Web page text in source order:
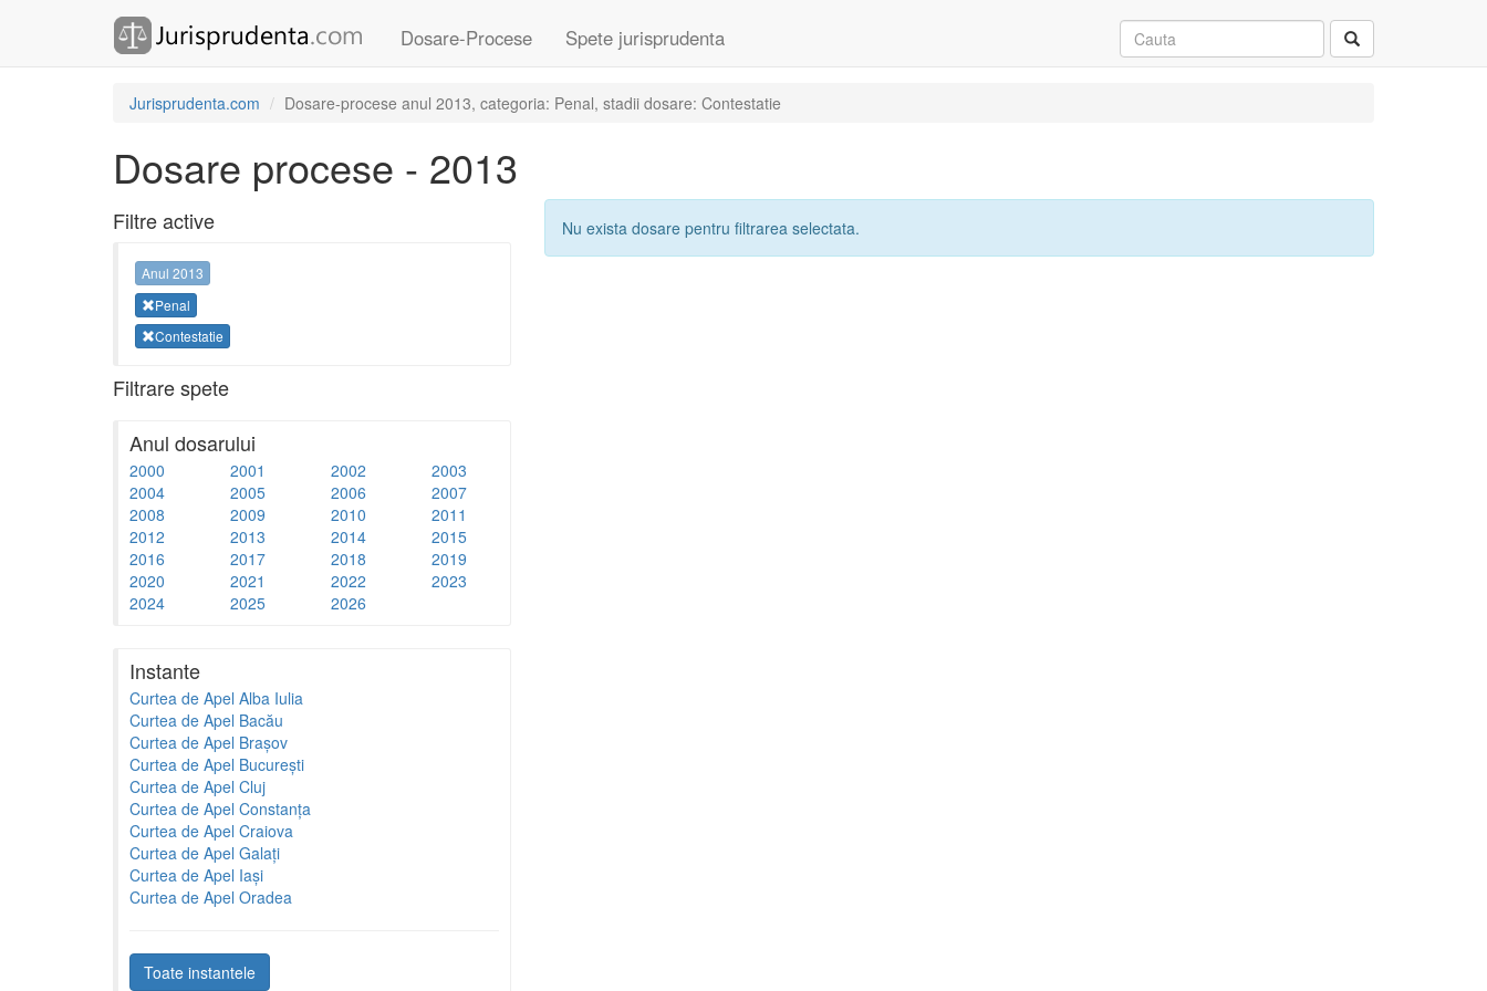
Dosare-Procese Spete jurisprudenta
Jurisprudenta.com Dosare-procese anul 2013, categoria: Penal, stadii dosare: Contestatie
Dosare procese - 2013
Filtre active
Anul 2013
Penal
Contestatie
Filtrare spete
Anul dosarului
2000 2001 2002
2003
2004
2005 2006
2007
2008
2009 2010
2011
2012
2013 2014
2015
2016
2017 2018
2019
2020
2021 2022
2023
2024
2025 2026
Instante
Curtea de Apel Alba Iulia
Curtea de Apel Bacău
Curtea de Apel Brașov
Curtea de Apel București
Curtea de Apel Cluj
Curtea de Apel Constanța
Curtea de Apel Craiova
Curtea de Apel Galați
Curtea de Apel Iași
Curtea de Apel Oradea
Toate instantele
Nu exista dosare pentru filtrarea selectata.